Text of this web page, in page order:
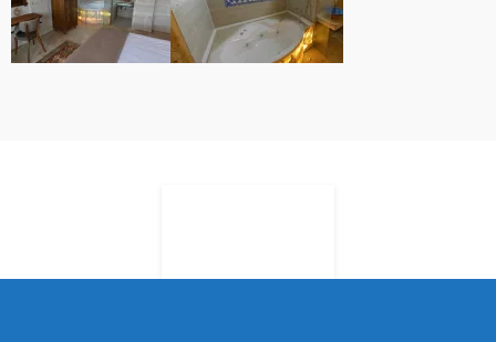
ekurt 10 yıl ago